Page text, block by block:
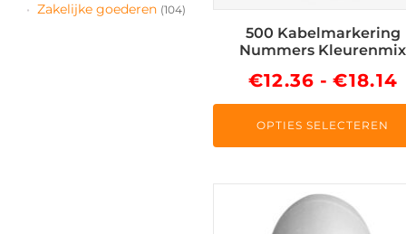
Zakelijke goederen (104)
500 Kabelmarkering
Nummers Kleurenmix
€12.36 - €18.14
OPTIES SELECTEREN
productpagina